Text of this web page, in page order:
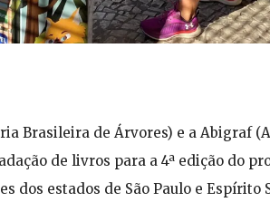
Brasileira de Árvores) e a Abigraf
de livros para a 4ª edição do
dos estados de São Paulo e Espírito